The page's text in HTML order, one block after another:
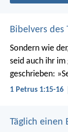
Bibelvers des
Sondern wie
seid auch ihr im
geschrieben:
1 Petrus 1:15-16
Täglich einen